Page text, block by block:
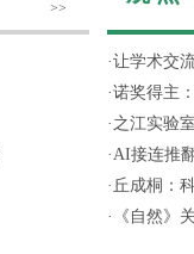
>>
·让学术交
·诺奖得主
· 之江实验
·AI接连推
· 丘成桐：
·
《自然》